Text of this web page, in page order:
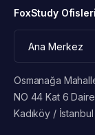
FoxStudy Ofisleri
Osmanağa
NO 44 Kat 6 Daire
Kadıköy / İstanbul